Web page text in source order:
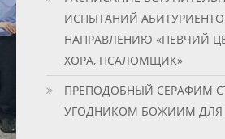
ИСПЫТАНИЙ
НАПРАВЛЕНИЮ «ПЕВЧИЙ
ХОРА, ПСАЛОМЩИК»
ПРЕПОДОБНЫЙ СЕРАФИМ
УГОДНИКОМ БОЖИИМ ДЛЯ